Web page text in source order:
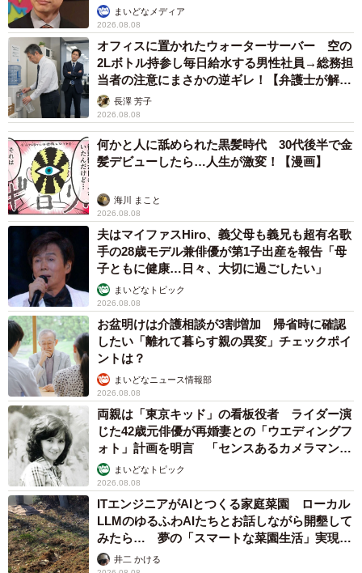
まいどなメディア
2026.08.08
オフィスに置かれたウォーターサーバー 空の
2Lボトル持参し毎日給水する男性社員→総務担
当者の注意にまさかの逆ギレ！【弁護士が解
説】長澤 芳子
2026.08.08
何かと人に舐められた黒髪時代 30代後半で金
髪デビューしたら…人生が激変！【漫画】
海川 まこと
2026.08.08
夫はマイファスHiro、義父母も義兄も超有名歌
手の28歳モデル兼俳優が第1子出産を報告「母
子ともに健康…日々、大切に過ごしたい」
まいどなトピック
2026.08.08
お盆明けは介護相談が3割増加 帰省時に確認
したい「離れて暮らす親の異変」チェックポイ
ントは？
まいどなニュース情報部
2026.08.08
両親は「東京キッド」の看板役者 ライダー演
じた42歳元俳優が再婚妻との「ウエディングフ
ォト」計画を明言 「センスあるカメラマン求
む」まいどなトピック
2026.08.08
ITエンジニアがAIとつくる家庭菜園 ローカル
LLMのゆるふわAIたちとお話しながら開墾して
みたら… 夢の「スマートな菜園生活」実現な
るか井二 かける